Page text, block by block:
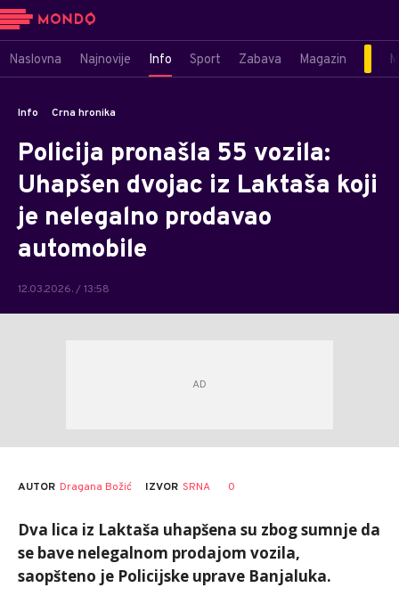
Naslovna Najnovije Info Sport Zabava Magazin
Info Crna hronika
Policija pronašla 55 vozila:
Uhapšen dvojac iz Laktaša koji
je nelegalno prodavao
automobile
12.03.2026. / 13:58
AUTOR Dragana Božić IZVOR SRNA 0
Dva lica iz Laktaša uhapšena su zbog sumnje da
se bave nelegalnom prodajom vozila,
saopšteno je Policijske uprave Banjaluka.